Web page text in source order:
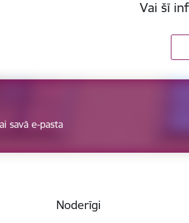
Vai šī
savā e-pasta
Noderīgi